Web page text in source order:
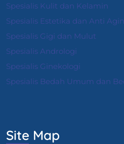
Spesialis Kulit dan Kelamin
Spesialis Estetika dan Anti
Spesialis Gigi dan Mulut
Spesialis Andrologi
Spesialis Ginekologi
Spesialis Bedah Umum dan
Site Map